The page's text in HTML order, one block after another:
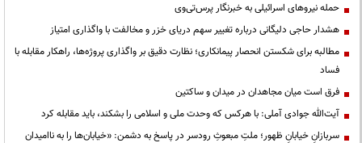
حمله نیروهای اسرائیلی به خبرنگار پرس‌تی‌وی
هشدار حاجی دلیگانی درباره تغییر سهم دریای خزر و مخالفت با واگذاری امتیاز
مطالبه برای شکستن انحصار پیمانکاری؛ نظارت دقیق بر واگذاری پروژه‌ها، راهکار مقابله با
فساد
فرق است میان مجاهدان در میدان و ساکتین
آیت‌الله جوادی آملی: با هرکس که وحدت ملی و اسلامی را بشکند، باید مقابله کرد
سربازانِ خیابانِ ظهور؛ ملتِ مبعوثِ رودسر در پاسخ به دشمن: «خیابان‌ها را به ناامیدان